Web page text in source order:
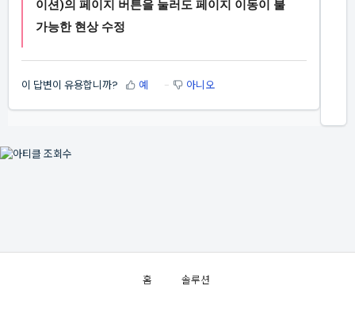
이션)의 페이지 버튼을 눌러도 페이지 이동이 불
가능한 현상 수정
이 답변이 유용합니까? 예 아니오
홈 솔루션